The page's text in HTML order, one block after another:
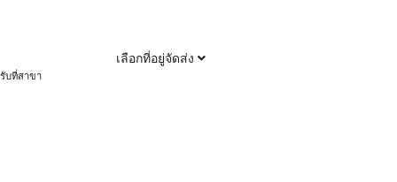
เลือกที่อยู่จัดส่ง
รับที่สาขา